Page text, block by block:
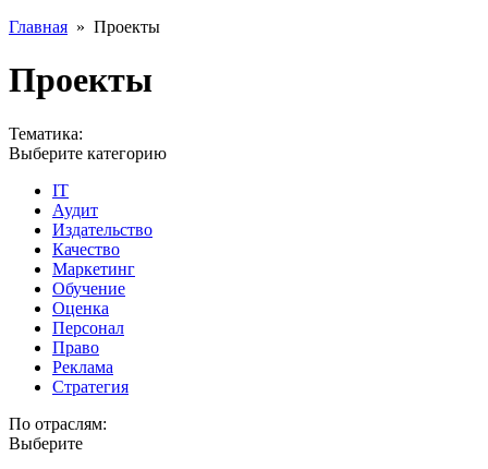
Главная » Проекты
Проекты
Тематика:
Выберите категорию
IT
Аудит
Издательство
Качество
Маркетинг
Обучение
Оценка
Персонал
Право
Реклама
Стратегия
По отраслям:
Выберите